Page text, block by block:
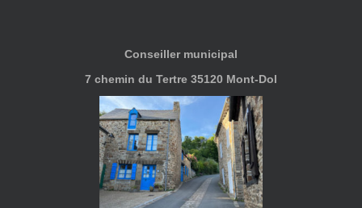
Conseiller municipal
7 chemin du Tertre 35120 Mont-Dol